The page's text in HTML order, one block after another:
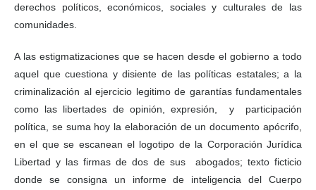
derechos políticos, económicos, sociales y culturales de las
comunidades.
A las estigmatizaciones que se hacen desde el gobierno a todo
aquel que cuestiona y disiente de las políticas estatales; a la
criminalización al ejercicio legitimo de garantías fundamentales
como las libertades de opinión, expresión, y participación
política, se suma hoy la elaboración de un documento apócrifo,
en el que se escanean el logotipo de la Corporación Jurídica
Libertad y las firmas de dos de sus abogados; texto ficticio
donde se consigna un informe de inteligencia del Cuerpo